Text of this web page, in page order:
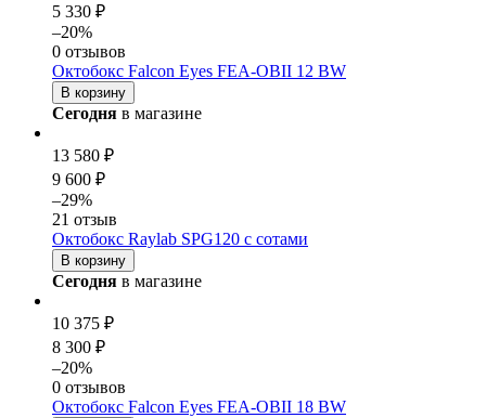
5 330 ₽
–20%
0 отзывов
Октобокс Falcon Eyes FEA-OBII 12 BW
В корзину
Сегодня в магазине
13 580 ₽
9 600 ₽
–29%
21 отзыв
Октобокс Raylab SPG120 с сотами
В корзину
Сегодня в магазине
10 375 ₽
8 300 ₽
–20%
0 отзывов
Октобокс Falcon Eyes FEA-OBII 18 BW